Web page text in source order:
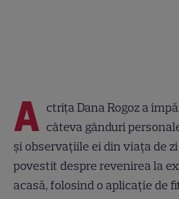
A ctrița Dana Rogoz a
câteva gânduri
și observațiile ei din viața de zi
povestit despre revenirea la
acasă, folosind o aplicație de